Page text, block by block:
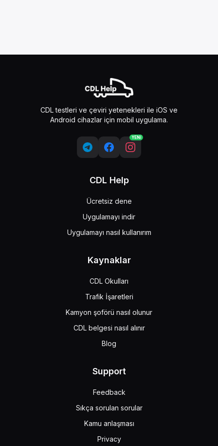
CDL testleri ve çeviri yetenekleri ile iOS ve
Android cihazlar için mobil uygulama.
YENİ
CDL Help
Ücretsiz dene
Uygulamayı indir
Uygulamayı nasıl kullanırım
Kaynaklar
CDL Okulları
Trafik İşaretleri
Kamyon şoförü nasıl olunur
CDL belgesi nasıl alınır
Blog
Support
Feedback
Sıkça sorulan sorular
Kamu anlaşması
Privacy